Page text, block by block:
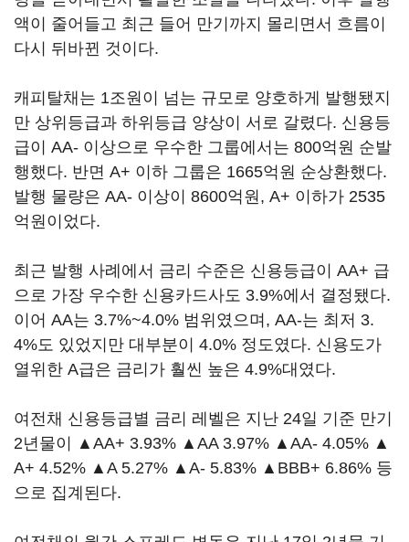
액이 줄어들고 최근 들어 만기까지 몰리면서 흐름이
다시 뒤바뀐 것이다.
캐피탈채는 1조원이 넘는 규모로 양호하게 발행됐지
만 상위등급과 하위등급 양상이 서로 갈렸다. 신용등
급이 AA- 이상으로 우수한 그룹에서는 800억원 순발
행했다. 반면 A+ 이하 그룹은 1665억원 순상환했다.
발행 물량은 AA- 이상이 8600억원, A+ 이하가 2535
억원이었다.
최근 발행 사례에서 금리 수준은 신용등급이 AA+ 급
으로 가장 우수한 신용카드사도 3.9%에서 결정됐다.
이어 AA는 3.7%~4.0% 범위였으며, AA-는 최저 3.
4%도 있었지만 대부분이 4.0% 정도였다. 신용도가
열위한 A급은 금리가 훨씬 높은 4.9%대였다.
여전채 신용등급별 금리 레벨은 지난 24일 기준 만기
2년물이 ▲AA+ 3.93% ▲AA 3.97% ▲AA- 4.05% ▲
A+ 4.52% ▲A 5.27% ▲A- 5.83% ▲BBB+ 6.86% 등
으로 집계된다.